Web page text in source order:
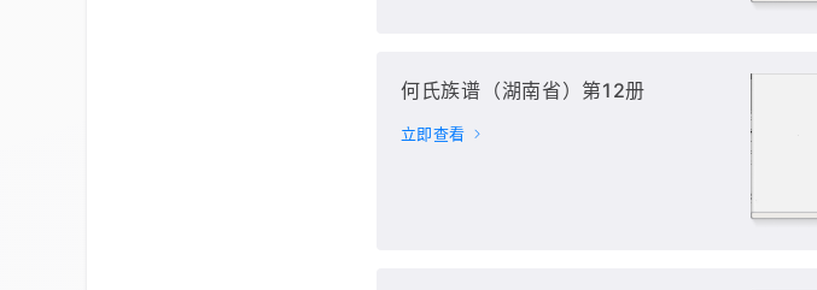
何氏族谱（湖南省）第12册
立即查看